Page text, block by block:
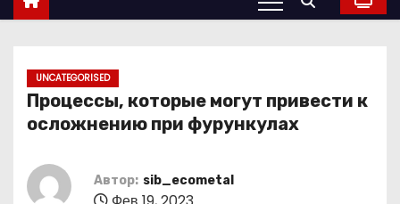
UNCATEGORISED
Процессы, которые могут привести к
осложнению при фурункулах
Автор: sib_ecometal